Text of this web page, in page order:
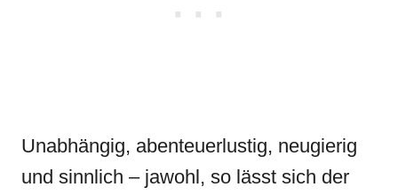
Unabhängig, abenteuerlustig, neugierig
und sinnlich – jawohl, so lässt sich der